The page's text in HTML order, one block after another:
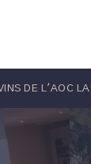
DE L'AOC